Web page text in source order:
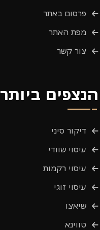
פרסום באתר
מפת האתר
צור קשר
הנצפים ביותר
דיקור סיני
עיסוי שוודי
עיסוי רקמות
עיסוי זוגי
שיאצו
טווינא